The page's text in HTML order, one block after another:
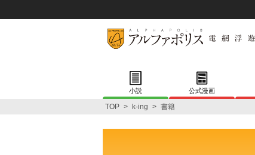
小説 公式漫画
TOP > k-ing > 書籍